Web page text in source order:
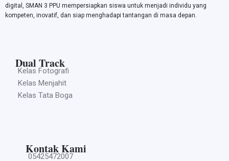
digital, SMAN 3 PPU mempersiapkan siswa untuk menjadi individu yang
kompeten, inovatif, dan siap menghadapi tantangan di masa depan.
Dual Track
Kelas Fotografi
Kelas Menjahit
Kelas Tata Boga
Kontak Kami
05425472007